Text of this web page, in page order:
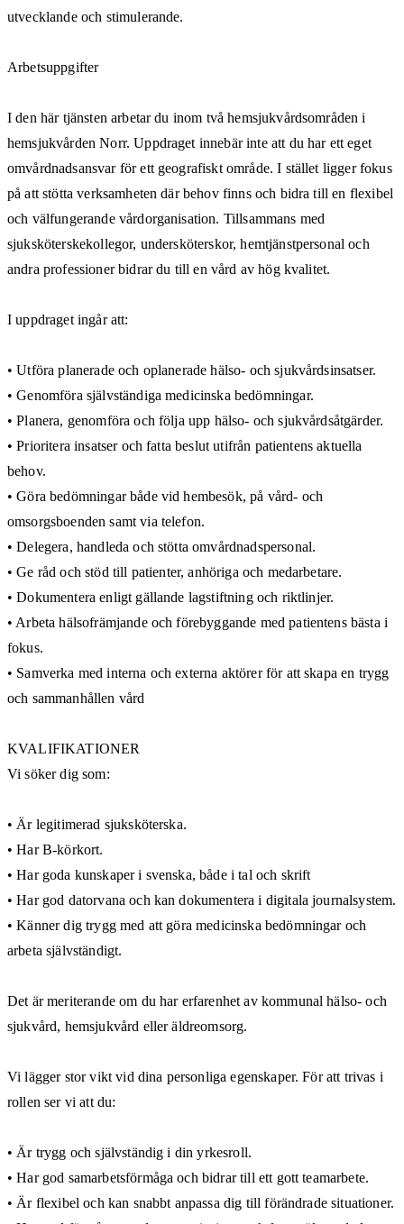
utvecklande och stimulerande.
Arbetsuppgifter
I den här tjänsten arbetar du inom två hemsjukvårdsområden i
hemsjukvården Norr. Uppdraget innebär inte att du har ett eget
omvårdnadsansvar för ett geografiskt område. I stället ligger fokus
på att stötta verksamheten där behov finns och bidra till en flexibel
och välfungerande vårdorganisation. Tillsammans med
sjuksköterskekollegor, undersköterskor, hemtjänstpersonal och
andra professioner bidrar du till en vård av hög kvalitet.
I uppdraget ingår att:
• Utföra planerade och oplanerade hälso- och sjukvårdsinsatser.
• Genomföra självständiga medicinska bedömningar.
• Planera, genomföra och följa upp hälso- och sjukvårdsåtgärder.
• Prioritera insatser och fatta beslut utifrån patientens aktuella
behov.
• Göra bedömningar både vid hembesök, på vård- och
omsorgsboenden samt via telefon.
• Delegera, handleda och stötta omvårdnadspersonal.
• Ge råd och stöd till patienter, anhöriga och medarbetare.
• Dokumentera enligt gällande lagstiftning och riktlinjer.
• Arbeta hälsofrämjande och förebyggande med patientens bästa i
fokus.
• Samverka med interna och externa aktörer för att skapa en trygg
och sammanhållen vård
KVALIFIKATIONER
Vi söker dig som:
• Är legitimerad sjuksköterska.
• Har B-körkort.
• Har goda kunskaper i svenska, både i tal och skrift
• Har god datorvana och kan dokumentera i digitala journalsystem.
• Känner dig trygg med att göra medicinska bedömningar och
arbeta självständigt.
Det är meriterande om du har erfarenhet av kommunal hälso- och
sjukvård, hemsjukvård eller äldreomsorg.
Vi lägger stor vikt vid dina personliga egenskaper. För att trivas i
rollen ser vi att du:
• Är trygg och självständig i din yrkesroll.
• Har god samarbetsförmåga och bidrar till ett gott teamarbete.
• Är flexibel och kan snabbt anpassa dig till förändrade situationer.